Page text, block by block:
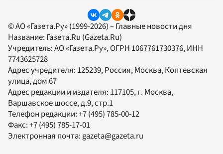
© АО «Газета.Ру» (1999-2026) – Главные новости дня
Название: Газета.Ru (Gazeta.Ru)
Учредитель:АО «Газета.Ру», ОГРН 1067761730376, ИНН
7743625728
Адрес учредителя: 125239, Россия, Москва, Коптевская
улица, дом 67
Адрес редакции и издателя: 117105, г. Москва,
Варшавское шоссе, д.9, стр.1
Телефон редакции:+7 (495) 785-00-12
Факс:+7 (495) 785-17-01
Электронная почта: gazeta@gazeta.ru